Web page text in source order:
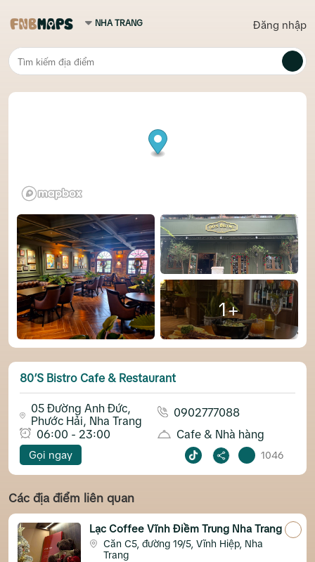
Đăng nhập
1+
80’s Bistro Cafe & Restaurant
05 Đường Anh Đức,
Phước Hải, Nha Trang
0902777088
06:00 - 23:00
Cafe & Nhà hàng
Gọi ngay 1046
Các địa điểm liên quan
Coffee Vĩnh Điềm Trung Nha Trang
Căn C5, đường 19/5, Vĩnh Hiệp, Nha
Trang